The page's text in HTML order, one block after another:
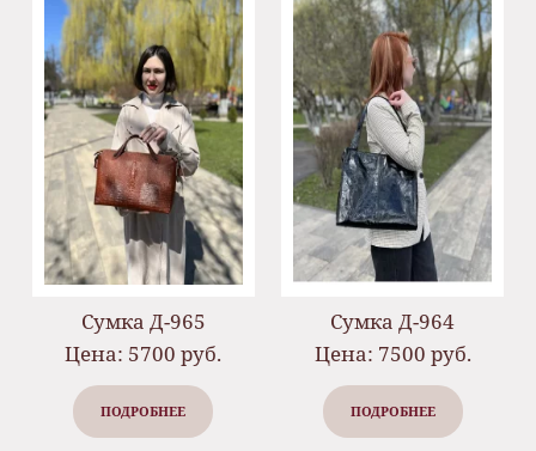
Сумка Д-965
Цена: 5700 руб.
ПОДРОБНЕЕ
Сумка Д-964
Цена: 7500 руб.
ПОДРОБНЕЕ